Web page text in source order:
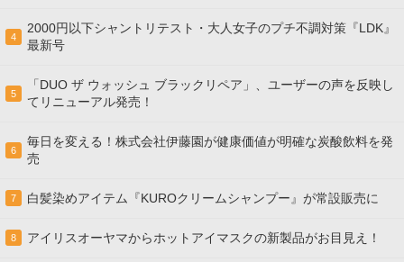
4
2000円以下シャントリテスト・大人女子のプチ不調対策『LDK』
最新号
5
「DUO ザ ウォッシュ ブラックリペア」、ユーザーの声を反映し
てリニューアル発売！
6
毎日を変える！株式会社伊藤園が健康価値が明確な炭酸飲料を発
売
7 白髪染めアイテム『KUROクリームシャンプー』が常設販売に
8 アイリスオーヤマからホットアイマスクの新製品がお目見え！